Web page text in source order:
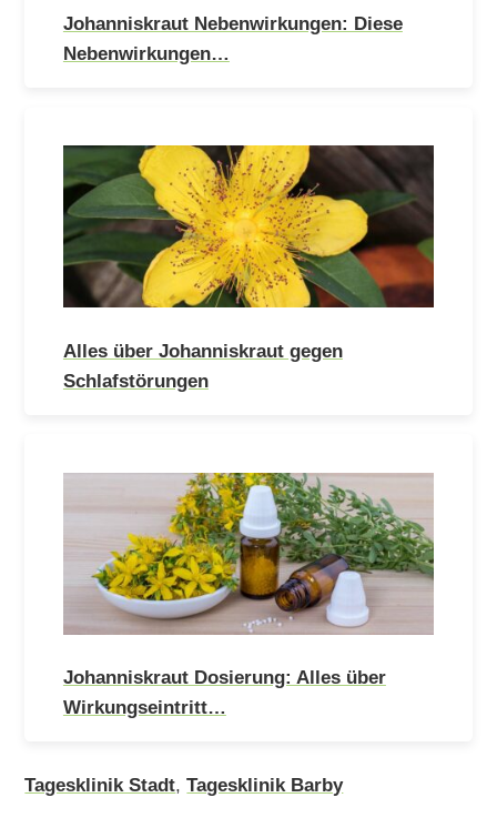
Johanniskraut Nebenwirkungen: Diese
Nebenwirkungen…
Alles über Johanniskraut gegen
Schlafstörungen
Johanniskraut Dosierung: Alles über
Wirkungseintritt…
Tagesklinik Stadt,Tagesklinik Barby